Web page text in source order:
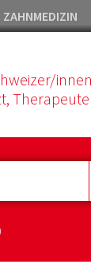
ZAHNMEDIZIN